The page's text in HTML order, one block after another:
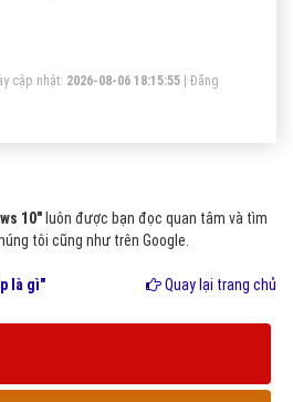
cập nhật: 2026-08-06 18:15:55
Đăng
10" luôn được bạn đọc quan tâm và tìm
tôi cũng như trên Google.
là gì" Quay lại trang chủ